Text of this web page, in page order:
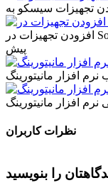
پیش
نظرات کاربران
را بنویسید